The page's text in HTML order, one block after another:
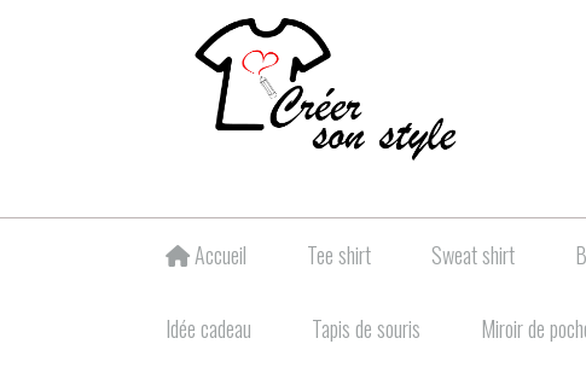
Accueil Tee shirt Sweat shirt
Idée cadeau Tapis de souris Miroir de